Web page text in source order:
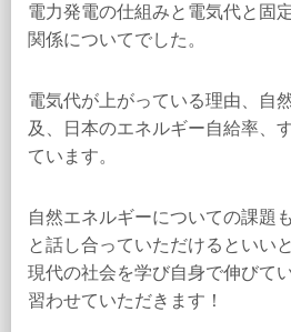
電力発電の仕組みと電気代と固
関係についてでした。
電気代が上がっている理由、自
及、日本のエネルギー自給率、
ています。
自然エネルギーについての課題
と話し合っていただけるといい
現代の社会を学び自身で伸びて
習わせていただきます！